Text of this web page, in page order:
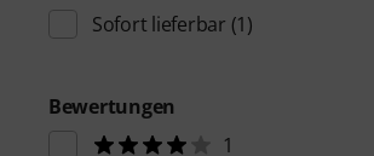
Sofort lieferbar (1)
Bewertungen
1